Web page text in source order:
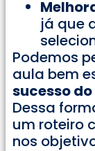
já que
Podemos
aula bem
sucesso
Dessa
um roteiro
nos